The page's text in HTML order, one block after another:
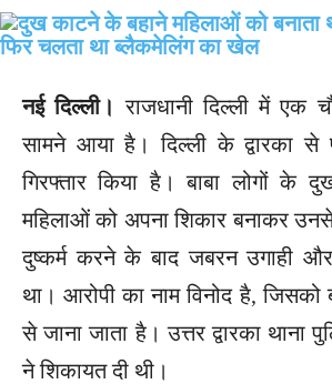
नई दिल्ली। राजधानी दिल्ली में एक
सामने आया है। दिल्ली के द्वारका से
गिरफ्तार किया है। बाबा लोगों के
महिलाओं को अपना शिकार बनाकर उनसे
दुष्कर्म करने के बाद जबरन उगाही
था। आरोपी का नाम विनोद है, जिसको
से जाना जाता है। उत्तर द्वारका थाना
ने शिकायत दी थी।